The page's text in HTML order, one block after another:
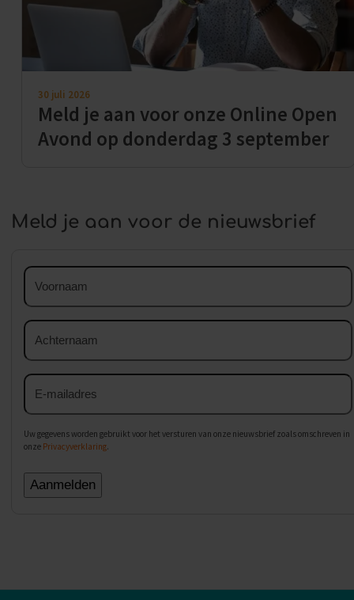
30 juli 2026
Meld je aan voor onze Online Open
Avond op donderdag 3 september
Meld je aan voor de nieuwsbrief
Voornaam
Achternaam
E-
mailadres
Uw gegevens worden gebruikt voor het versturen van onze nieuwsbrief zoals omschreven in
onze Privacyverklaring.